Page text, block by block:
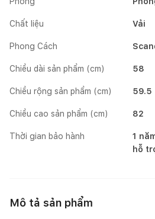
Chất liệu Vải
Phong Cách
Chiều dài sản phẩm (cm) 58
Chiều rộng sản phẩm (cm) 59.5
Chiều cao sản phẩm (cm) 82
Thời gian bảo hành
1
hỗ
Mô tả sản phẩm